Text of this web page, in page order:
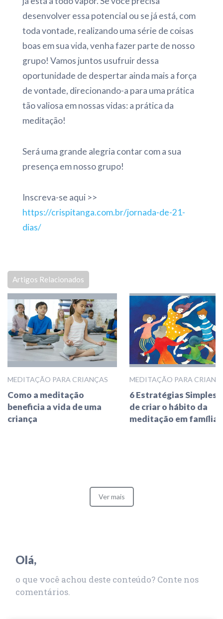
desenvolver essa potencial ou se já está, com
toda vontade, realizando uma série de coisas
boas em sua vida, venha fazer parte de nosso
grupo! Vamos juntos usufruir dessa
oportunidade de despertar ainda mais a força
de vontade, direcionando-a para uma prática
tão valiosa em nossas vidas: a prática da
meditação!
Será uma grande alegria contar com a sua
presença em nosso grupo!
Inscreva-se aqui >>
https://crispitanga.com.br/jornada-de-21-
dias/
Artigos Relacionados
MEDITAÇÃO PARA CRIANÇAS
Como a meditação
beneficia a vida de uma
criança
MEDITAÇÃO PARA
6 Estratégias Simples
de criar o hábito da
meditação em família
Ver mais
Olá,
o que você achou deste conteúdo? Conte nos
comentários.